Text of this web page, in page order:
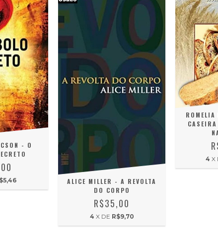
- O
ALICE MILLER - A REVOLTA
DO CORPO
R$35,00
4 X DE R$9,70
4 X